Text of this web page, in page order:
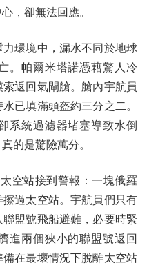
，卻無法回應。
環境中，漏水不同於地球
。帕爾米塔諾憑藉驚人冷
返回氣閘艙。艙內宇航員
已填滿頭盔約三分之二。
系統過濾器堵塞導致水倒
的是驚險萬分。
空站接到警報：一塊俄羅
過太空站。宇航員們只有
盟號飛船避難，必要時緊
進兩個狹小的聯盟號返回
在最壞情況下脫離太空站